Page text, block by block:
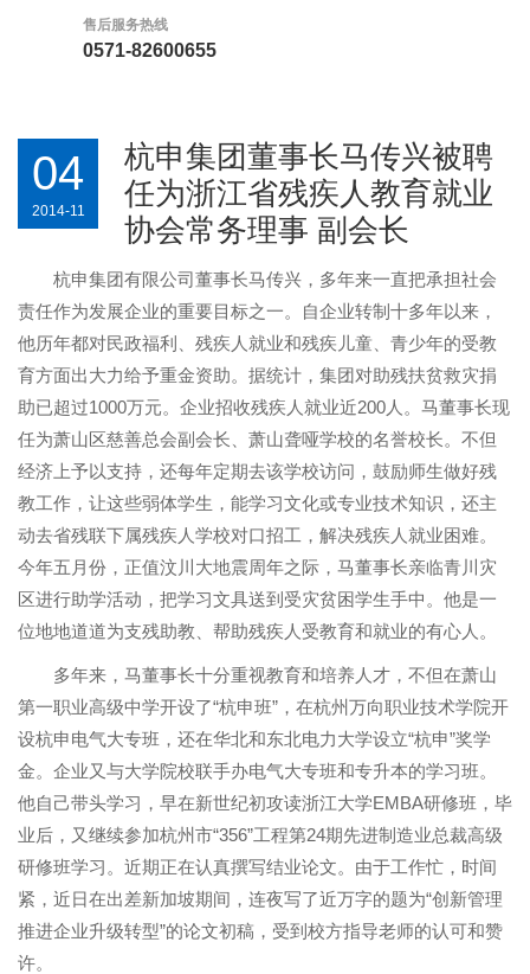
售后服务热线
0571-82600655
04
2014-11
杭申集团董事长马传兴被聘
任为浙江省残疾人教育就业
协会常务理事 副会长
杭申集团有限公司董事长马传兴，多年来一直把承担社会
责任作为发展企业的重要目标之一。自企业转制十多年以来，
他历年都对民政福利、残疾人就业和残疾儿童、青少年的受教
育方面出大力给予重金资助。据统计，集团对助残扶贫救灾捐
助已超过1000万元。企业招收残疾人就业近200人。马董事长现
任为萧山区慈善总会副会长、萧山聋哑学校的名誉校长。不但
经济上予以支持，还每年定期去该学校访问，鼓励师生做好残
教工作，让这些弱体学生，能学习文化或专业技术知识，还主
动去省残联下属残疾人学校对口招工，解决残疾人就业困难。
今年五月份，正值汶川大地震周年之际，马董事长亲临青川灾
区进行助学活动，把学习文具送到受灾贫困学生手中。他是一
位地地道道为支残助教、帮助残疾人受教育和就业的有心人。
多年来，马董事长十分重视教育和培养人才，不但在萧山
第一职业高级中学开设了“杭申班”，在杭州万向职业技术学院开
设杭申电气大专班，还在华北和东北电力大学设立“杭申”奖学
金。企业又与大学院校联手办电气大专班和专升本的学习班。
他自己带头学习，早在新世纪初攻读浙江大学EMBA研修班，毕
业后，又继续参加杭州市“356”工程第24期先进制造业总裁高级
研修班学习。近期正在认真撰写结业论文。由于工作忙，时间
紧，近日在出差新加坡期间，连夜写了近万字的题为“创新管理
推进企业升级转型”的论文初稿，受到校方指导老师的认可和赞
许。